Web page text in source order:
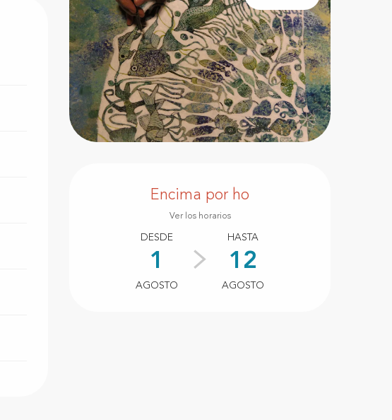
Horarios y datos de
Encima por ho
Ver los horarios
DESDE
1
AGOSTO
HASTA
12
AGOSTO